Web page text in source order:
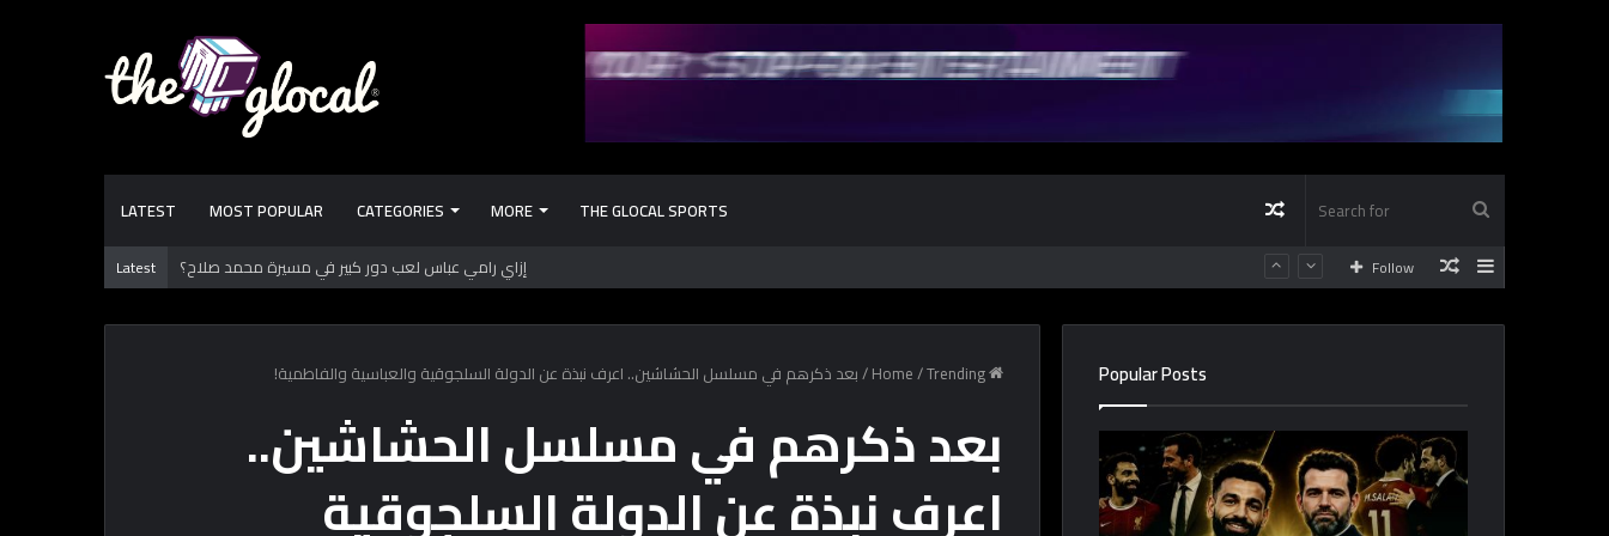
LATEST MOST POPULAR CATEGORIES MORE THE GLOCAL SPORTS
for
Random
Article
Latest كشف أثري جديد بالدقهلية يوثق آلاف السنين من الاستيطان البشري
Random
Follow
/Trending
/بعد ذكرهم في مسلسل الحشاشين.. اعرف نبذة عن الدولة السلجوقية والعباسية والفاطمية!
بعد ذكرهم في مسلسل الحشاشين..
اعرف نبذة عن الدولة السلجوقية
Popular Posts